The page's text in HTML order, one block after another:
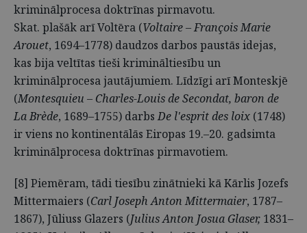
kriminālprocesa doktrīnas pirmavotu.
Skat. plašāk arī Voltēra (Voltaire – François Marie
Arouet, 1694–1778) daudzos darbos paustās idejas,
kas bija veltītas tieši krimināltiesību un
kriminālprocesa jautājumiem. Līdzīgi arī Monteskjē
(Montesquieu – Charles-Louis de Secondat, baron de
La Brède, 1689–1755) darbsDe l'esprit des loix (1748)
ir viens no kontinentālās Eiropas 19.–20. gadsimta
kriminālprocesa doktrīnas pirmavotiem.
[8] Piemēram, tādi tiesību zinātnieki kā Kārlis Jozefs
Mittermaiers (Carl Joseph Anton Mittermaier, 1787–
1867), Jūliuss Glazers (Julius Anton Josua Glaser, 1831–